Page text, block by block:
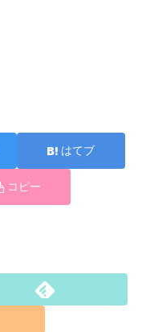
はてブ
コピー